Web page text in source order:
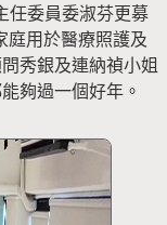
任委員委淑芬更募
庭用於醫療照護及
秀銀及連納禎小姐
夠過一個好年。